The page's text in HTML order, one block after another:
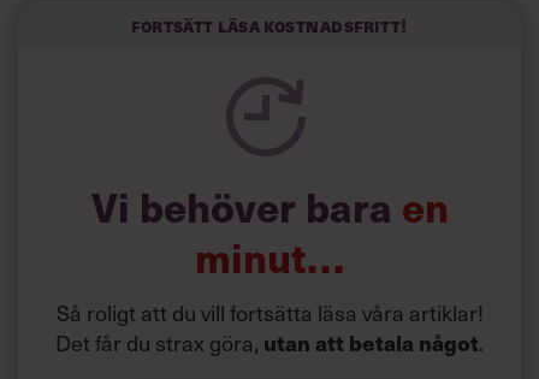
kortfattat slarviga vd-stilen.
Fortsätt läsa kostnadsfritt!
Vi behöver bara en
minut…
Så roligt att du vill fortsätta läsa våra artiklar!
Det får du strax göra, utan att betala något.